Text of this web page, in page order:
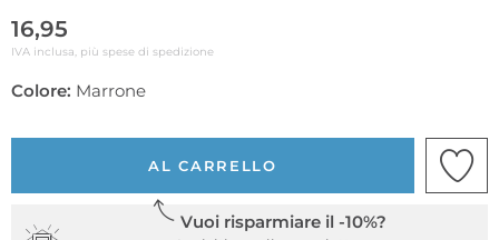
16,95
IVA inclusa, più spese di spedizione
Colore: Marrone
AL CARRELLO
Vuoi risparmiare il -10%?